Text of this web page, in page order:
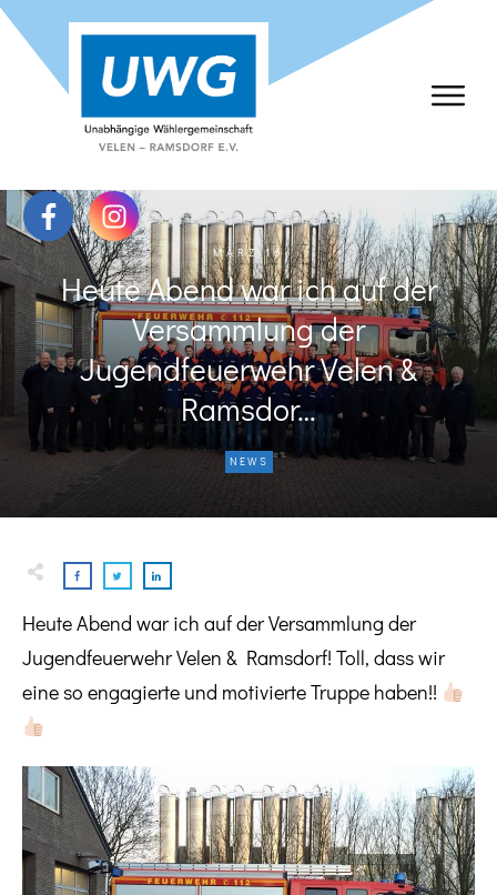
MÄRZ 16
Heute Abend war ich auf der
Versammlung der
Jugendfeuerwehr Velen &
Ramsdor…
NEWS
Heute Abend war ich auf der Versammlung der
Jugendfeuerwehr Velen & Ramsdorf! Toll, dass wir
eine so engagierte und motivierte Truppe haben!!